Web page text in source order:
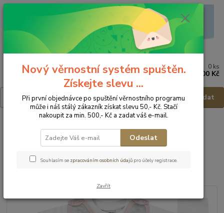
Menu
Hledat
0 ks
0,00 Kč
souprava 3411010 - vel.62
JACKY Kojenecká souprava
3411010 - vel.62
Nový věrnostní systém spuštěn.
Získejte slevu ...
Při první objednávce po spuštění věrnostního programu
může i náš stálý zákazník získat slevu 50,- Kč. Stačí
nakoupit za min. 500,- Kč a zadat váš e-mail.
Odeslat
Souhlasím se zpracováním osobních údajů pro účely registrace.
Zavřít